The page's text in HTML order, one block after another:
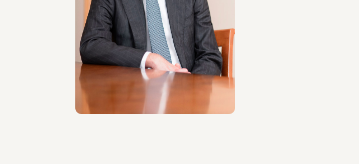
PARTNER
Marco Di Siena
SEDI
Roma
Scopri il professionista